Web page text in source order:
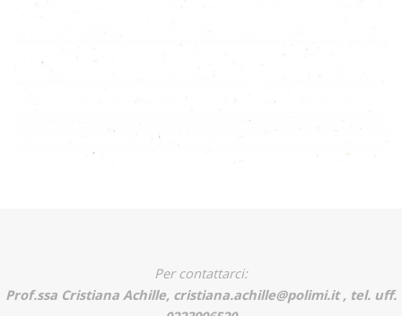
Per contattarci:
Prof.ssa Cristiana Achille, cristiana.achille@polimi.it , tel. uff.